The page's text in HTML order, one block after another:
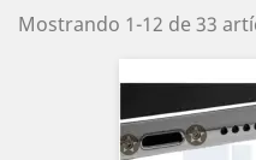
Mostrando 1-12 de 33